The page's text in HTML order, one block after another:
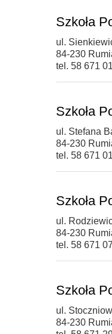
Szkoła
ul.
84-230
tel. 58 671
Szkoła
ul. Stefana
84-230
tel. 58 671
Szkoła
ul.
84-230
tel. 58 671
Szkoła
ul.
84-230